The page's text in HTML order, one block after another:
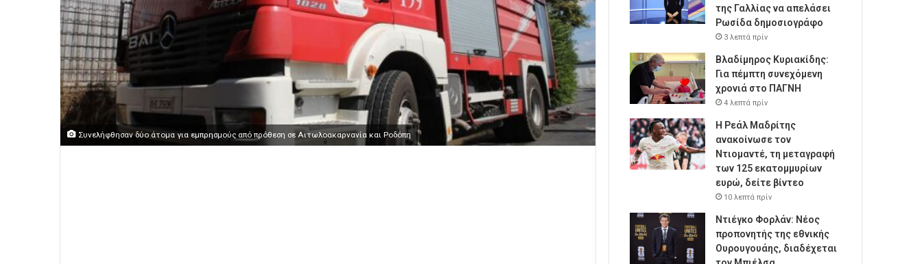
Συνελήφθησαν δύο άτομα για εμπρησμούς από πρόθεση σε Αιτωλοακαρνανία και Ροδόπη
της Γαλλίας να απελάσει
Ρωσίδα δημοσιογράφο
3 λεπτά πρίν
Βλαδίμηρος Κυριακίδης:
Για πέμπτη συνεχόμενη
χρονιά στο ΠΑΓΝΗ
4 λεπτά πρίν
Η Ρεάλ Μαδρίτης
ανακοίνωσε τον
Ντιομαντέ, τη μεταγραφή
των 125 εκατομμυρίων
ευρώ, δείτε βίντεο
10 λεπτά πρίν
Ντιέγκο Φορλάν: Νέος
προπονητής της εθνικής
Ουρουγουάης, διαδέχεται